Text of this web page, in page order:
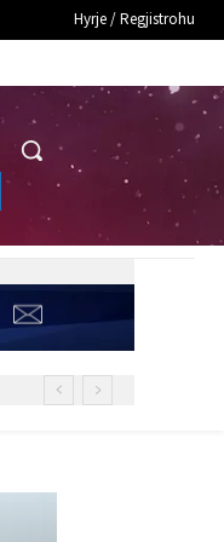
Hyrje / Regjistrohu